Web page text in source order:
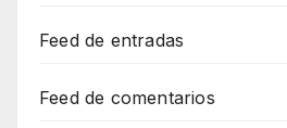
Feed de entradas
Feed de comentarios